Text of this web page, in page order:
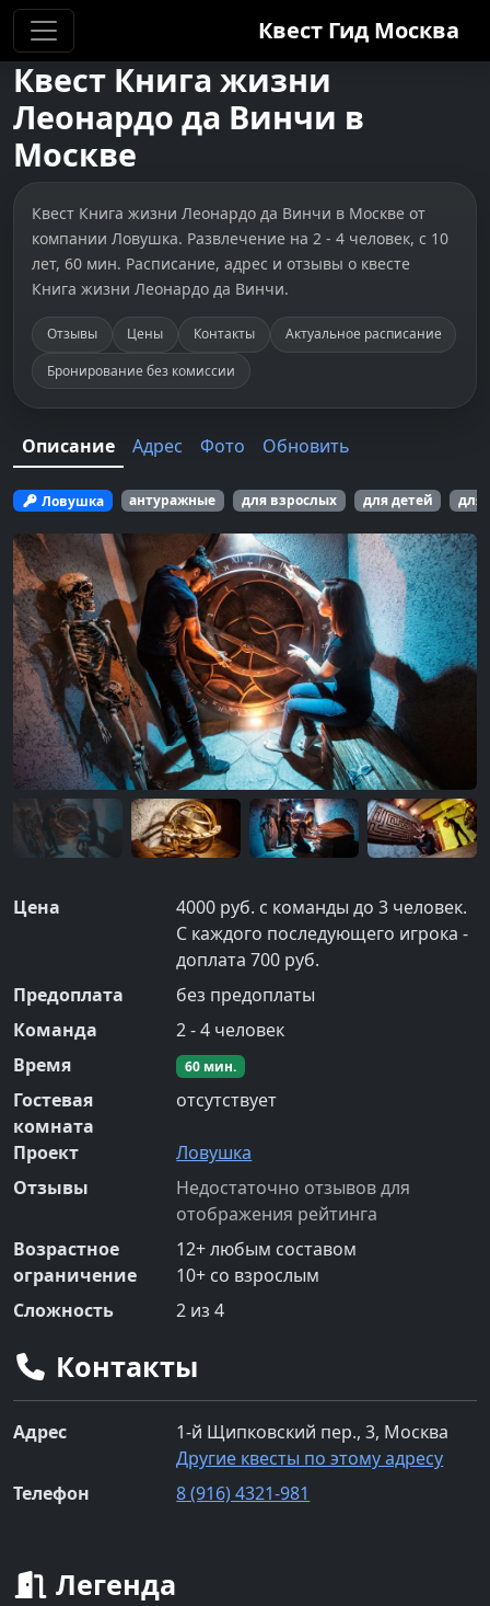
Квест Гид Москва
Квест Книга жизни
Леонардо да Винчи в
Москве
Квест Книга жизни Леонардо да Винчи в Москве от
компании Ловушка. Развлечение на 2 - 4 человек, с 10
лет, 60 мин. Расписание, адрес и отзывы о квесте
Книга жизни Леонардо да Винчи.
Отзывы Цены Контакты
Актуальное расписание
Бронирование без комиссии
Описание Адрес Фото Обновить
Ловушка антуражные для взрослых для детей для
Цена
4000 руб. с команды до 3 человек.
С каждого последующего игрока -
доплата 700 руб.
Предоплата
без предоплаты
Команда
2-4 человек
Время
60 мин.
Гостевая
комната
отсутствует
Проект
Ловушка
Отзывы
Недостаточно отзывов для
отображения рейтинга
Возрастное
ограничение
12+любым составом
10+ со взрослым
Сложность
2 из 4
Контакты
Адрес
1-й Щипковский пер., 3, Москва
Другие квесты по этому адресу
Телефон
8 (916) 4321-981
Легенда